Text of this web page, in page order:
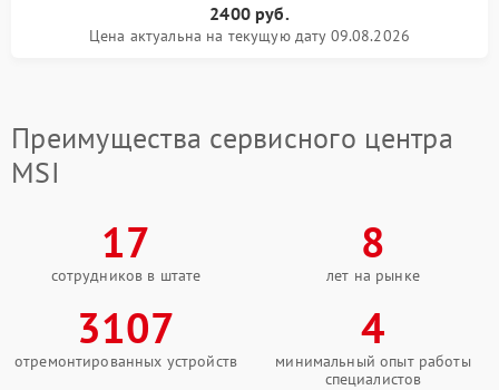
2400 руб.
Цена актуальна на текущую дату 09.08.2026
Преимущества сервисного центра
MSI
17
сотрудников в штате
8
лет на рынке
3107
отремонтированных устройств
4
минимальный опыт работы
специалистов